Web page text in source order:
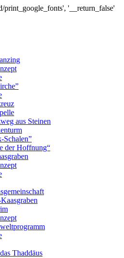
print_google_fonts', '__return_false'
aus Steinen
Schalen”
der Hoffnung“
Thaddäus